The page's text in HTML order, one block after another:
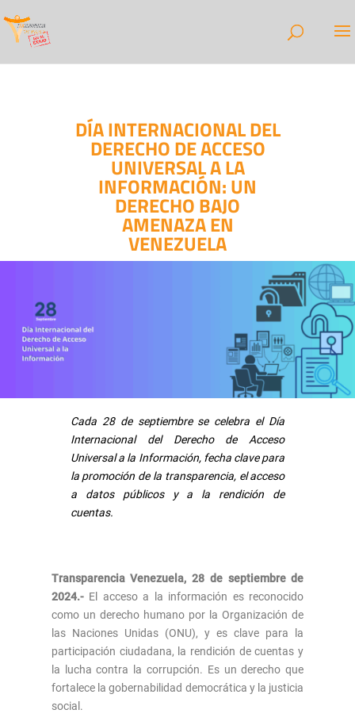
DÍA INTERNACIONAL DEL
DERECHO DE ACCESO
UNIVERSAL A LA
INFORMACIÓN: UN
DERECHO BAJO
AMENAZA EN
VENEZUELA
Cada 28 de septiembre se celebra el Día
Internacional del Derecho de Acceso
Universal a la Información, fecha clave para
la promoción de la transparencia, el acceso
a datos públicos y a la rendición de
cuentas.
Transparencia Venezuela, 28 de septiembre de
2024.-El acceso a la información es reconocido
como un derecho humano por la Organización de
las Naciones Unidas (ONU), y es clave para la
participación ciudadana, la rendición de cuentas y
la lucha contra la corrupción. Es un derecho que
fortalece la gobernabilidad democrática y la justicia
social.